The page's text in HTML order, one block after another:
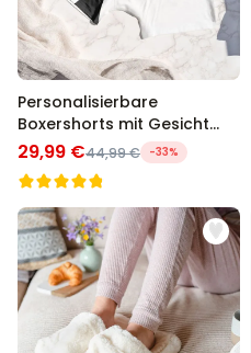
Personalisierbare
Boxershorts mit Gesicht
und Text
29,99 €44,99 € -33%